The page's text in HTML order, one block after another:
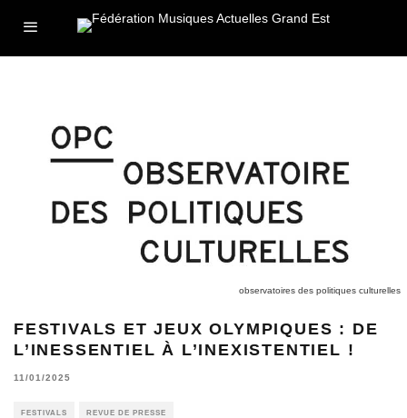
observatoires des politiques culturelles
FESTIVALS ET JEUX OLYMPIQUES : DE
L’INESSENTIEL À L’INEXISTENTIEL !
11/01/2025
FESTIVALS REVUE DE PRESSE